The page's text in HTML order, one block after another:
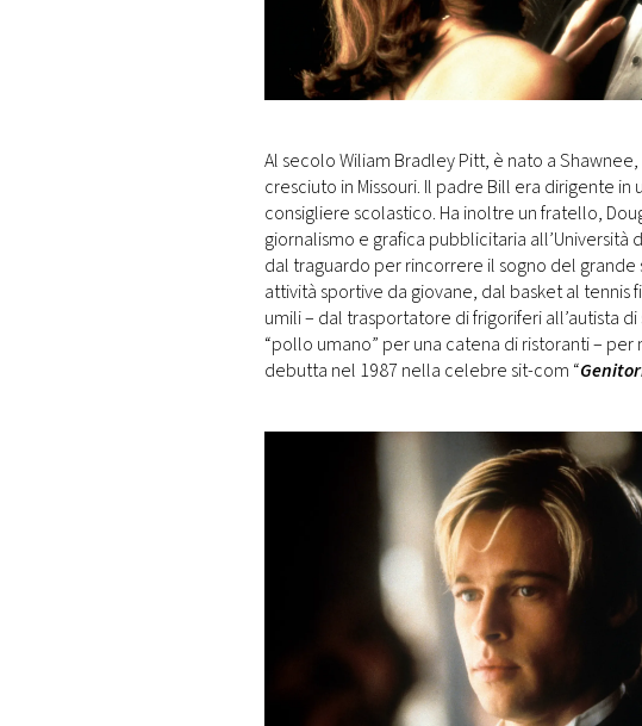
Al secolo Wiliam Bradley Pitt, è nato a
cresciuto in Missouri. Il padre Bill era dirigente
consigliere scolastico. Ha inoltre un fratello,
giornalismo e grafica pubblicitaria all’Università
dal traguardo per rincorrere il sogno del
attività sportive da giovane, dal basket al
umili – dal trasportatore di frigoriferi all’autista
“pollo umano” per una catena di ristoranti –
debutta nel 1987 nella celebre sit-com “